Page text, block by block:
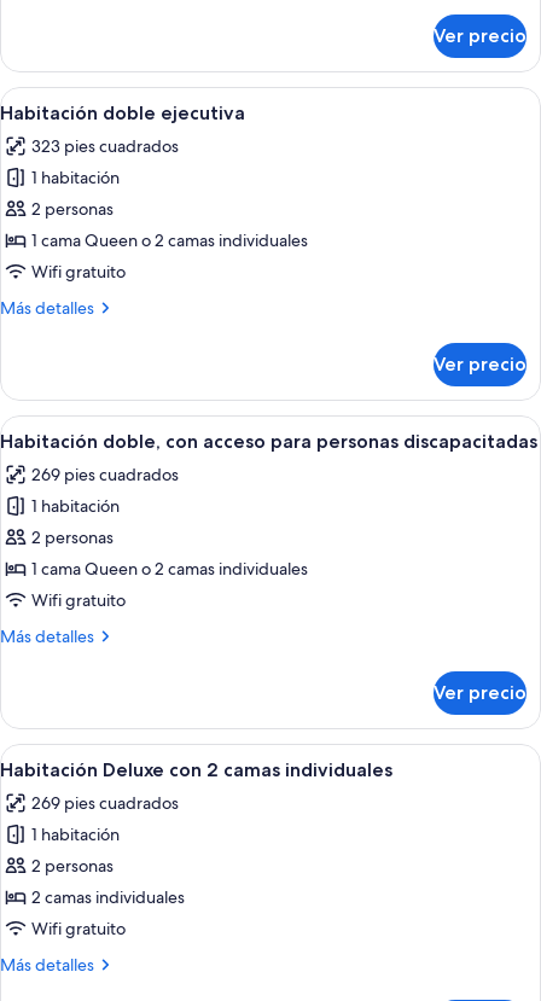
doble
familiar
Ver precio
Abrir
todas
las
fotos
de
Habitación
doble
Habitación doble ejecutiva | Ropa
13
Habitación doble ejecutiva
323 pies cuadrados
1 habitación
2 personas
1 cama Queen o 2 camas individuales
Wifi gratuito
Más detalles
Más
doble
ejecutiva
Ver precio
Abrir
todas
las
fotos
de
Habitación
doble,
acceso
discapacitadas
Habitación de hotel con cama,
4
Habitación doble, con acceso para personas discapacitadas
269 pies cuadrados
1 habitación
2 personas
1 cama Queen o 2 camas individuales
Wifi gratuito
Más detalles
Más
doble,
con
acceso
personas
discapacitadas
Ver precio
Abrir
todas
las
fotos
de
Habitación
Deluxe
2
Habitación Deluxe con 2 camas
10
Habitación Deluxe con 2 camas individuales
269 pies cuadrados
1 habitación
2 personas
2 camas individuales
Wifi gratuito
Más detalles
Más